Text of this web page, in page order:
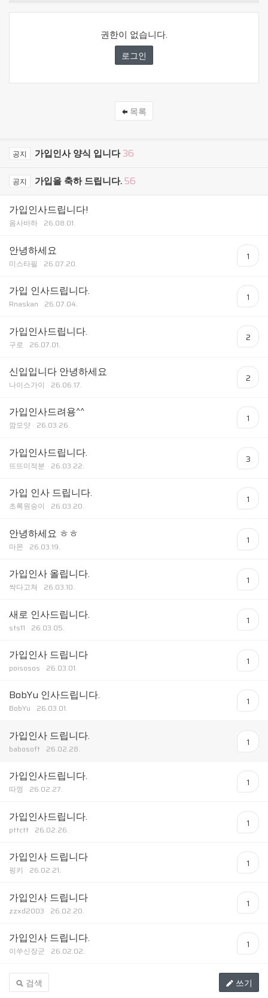
권한이 없습니다.
로그인
목록
공지 가입인사 양식 입니다 36
공지 가입을 축하 드립니다. 56
가입인사드립니다!
옴사바하 26.08.01.
안녕하세요
미스타필 26.07.20.
1
가입 인사드립니다.
Rnaskan 26.07.04.
1
가입인사드립니다.
구로 26.07.01.
2
신입입니다 안녕하세요
나이스가이 26.06.17.
2
가입인사드려용^^
깜모얏 26.03.26.
1
가입인사드립니다.
뜨뜨미적분 26.03.22.
3
가입 인사 드립니다.
초록원숭이 26.03.20.
1
안녕하세요 ㅎㅎ
마몬 26.03.19.
1
가입인사 올립니다.
싹다고쳐 26.03.10.
1
새로 인사드립니다.
sts11 26.03.05.
1
가입인사 드립니다
poisosos 26.03.01.
1
BobYu 인사드립니다.
BobYu 26.03.01.
1
가입인사 드립니다.
babosoft 26.02.28.
1
가입인사드립니다.
따껑 26.02.27.
1
가입인사드립니다.
pttctt 26.02.26.
1
가입인사 드립니다
핑키 26.02.21.
1
가입인사 드립니다
zzxd2003 26.02.20.
1
가입인사 드립니다.
이쑤신장군 26.02.02.
1
검색 쓰기